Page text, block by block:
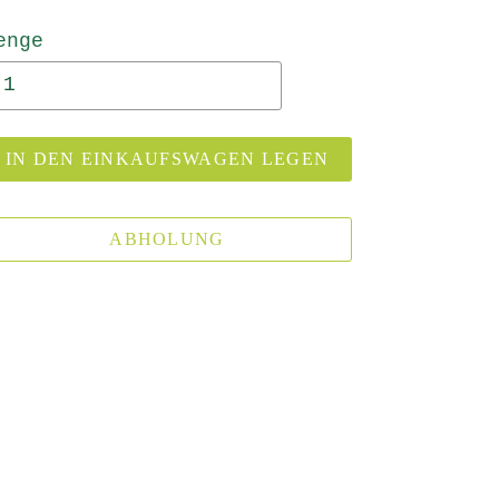
IN DEN EINKAUFSWAGEN LEGEN
ABHOLUNG